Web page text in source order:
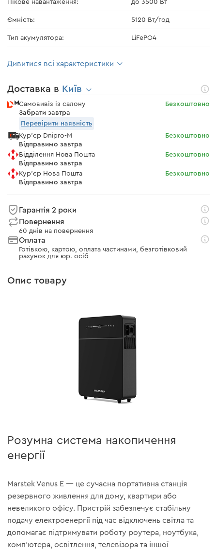
Пікове навантаження: до 3500 Вт
Ємність: 5120 Вт/год
Тип акумулятора: LiFePO4
Дивитися всі характеристики
Доставка в Київ
Самовивіз із салону
Забрати завтра
Безкоштовно
Перевірити наявність
Кур'єр Dnipro-M
Відправимо завтра
Безкоштовно
Відділення Нова Пошта
Відправимо завтра
Безкоштовно
Кур'єр Нова Пошта
Відправимо завтра
Безкоштовно
Гарантія 2 роки
Повернення
60 днів на повернення
Оплата
Готівкою, картою, оплата частинами, безготівковий
рахунок для юр. осіб
Опис товару
Розумна система накопичення
енергії
Marstek Venus E — це сучасна портативна станція
резервного живлення для дому, квартири або
невеликого офісу. Пристрій забезпечує стабільну
подачу електроенергії під час відключень світла та
допомагає підтримувати роботу роутера, ноутбука,
комп’ютера, освітлення, телевізора та іншої